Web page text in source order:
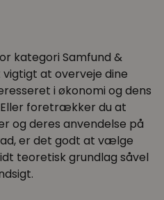
kategori Samfund &
at overveje dine
i økonomi og dens
foretrækker du at
og deres anvendelse på
er det godt at vælge
teoretisk grundlag såvel